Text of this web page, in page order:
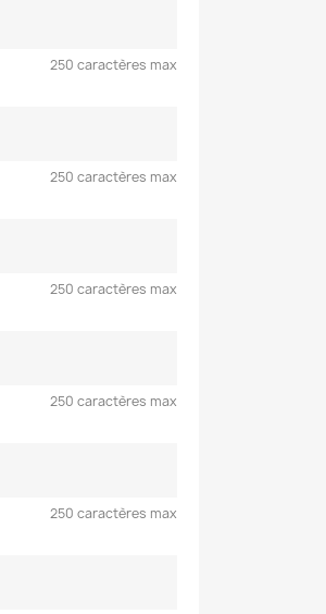
250 caractères max
250 caractères max
250 caractères max
250 caractères max
250 caractères max